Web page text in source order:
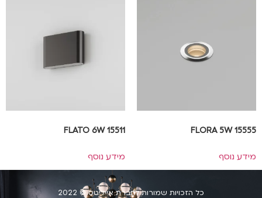
FLORA 5W 15555
מידע נוסף
FLATO 6W 15511
מידע נוסף
כל הזכויות שמורות לחברת אייליטס © 2022